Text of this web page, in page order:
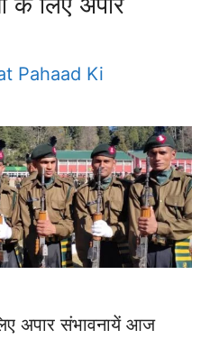
Pahaad Ki
अपार संभावनायें आज